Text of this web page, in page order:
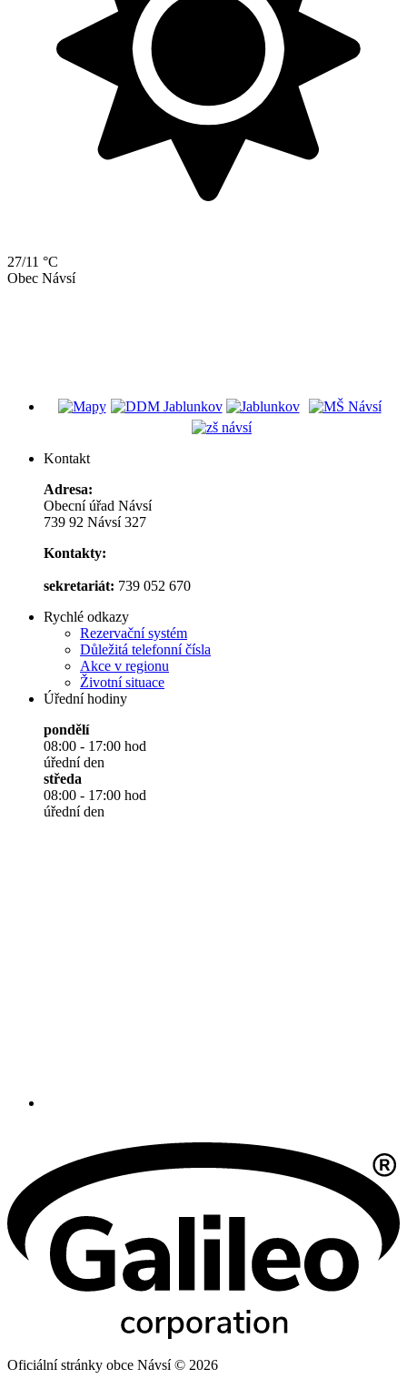
27/11 °C
Obec Návsí
Kontakt
Adresa:
Obecní úřad Návsí
739 92 Návsí 327
Kontakty:
sekretariát: 739 052 670
Rychlé odkazy
Rezervační systém
Důležitá telefonní čísla
Akce v regionu
Životní situace
Úřední hodiny
pondělí
08:00 - 17:00 hod
úřední den
středa
08:00 - 17:00 hod
úřední den
Oficiální stránky obce Návsí © 2026